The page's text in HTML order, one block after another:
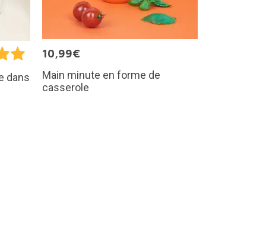
dans
10,99€
Main minute en forme de
casserole